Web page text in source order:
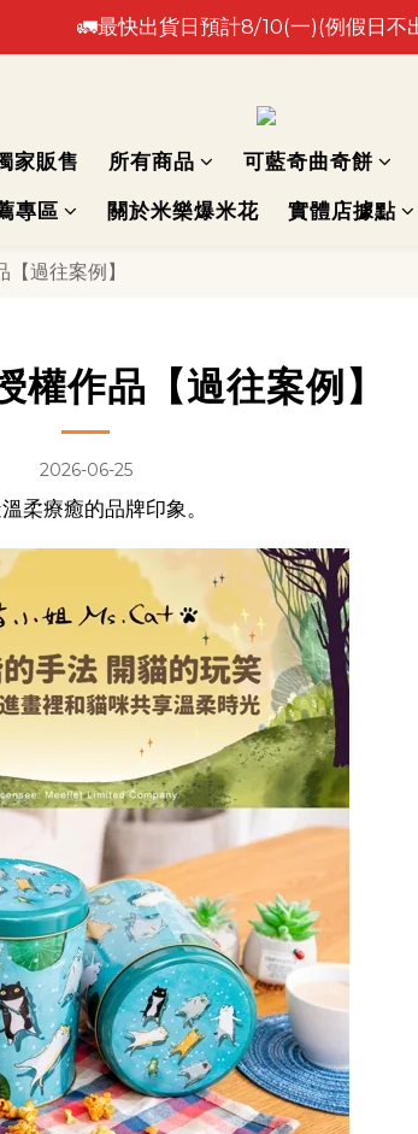
🚛最快出貨日預計8/10(一)(例假日不
🚛最快出貨日預計8/10(一)(例假日不
家販售 所有商品 可藍奇曲奇餅
專區 關於米樂爆米花 實體店據點
過往案例】
權作品【過往案例】
2026-06-25
柔療癒的品牌印象。